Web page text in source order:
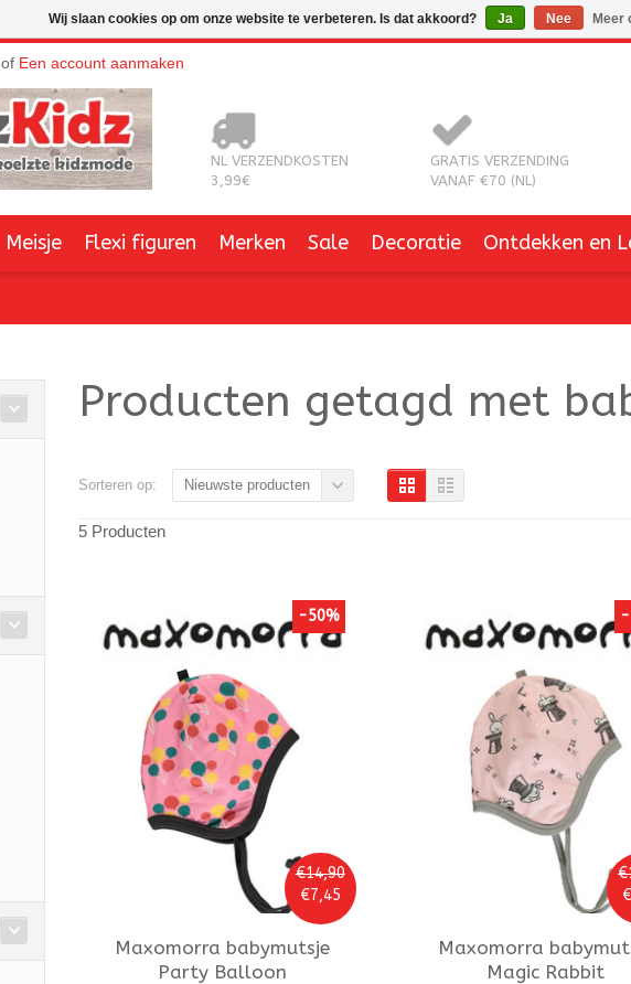
of Een account aanmaken
NL VERZENDKOSTEN
3,99€
GRATIS VERZENDING
VANAF €70 (NL)
Meisje Flexi figuren Merken Sale Decoratie Ontdekken en
Producten getagd met
Sorteren op: Nieuwste producten
5 Producten
€14,90
€7,45
-50%
Maxomorra babymutsje
Party Balloon
-
Maxomorra
Magic Rabbit
Wij slaan cookies op om onze website te verbeteren. Is dat akkoord? Ja Nee Meer